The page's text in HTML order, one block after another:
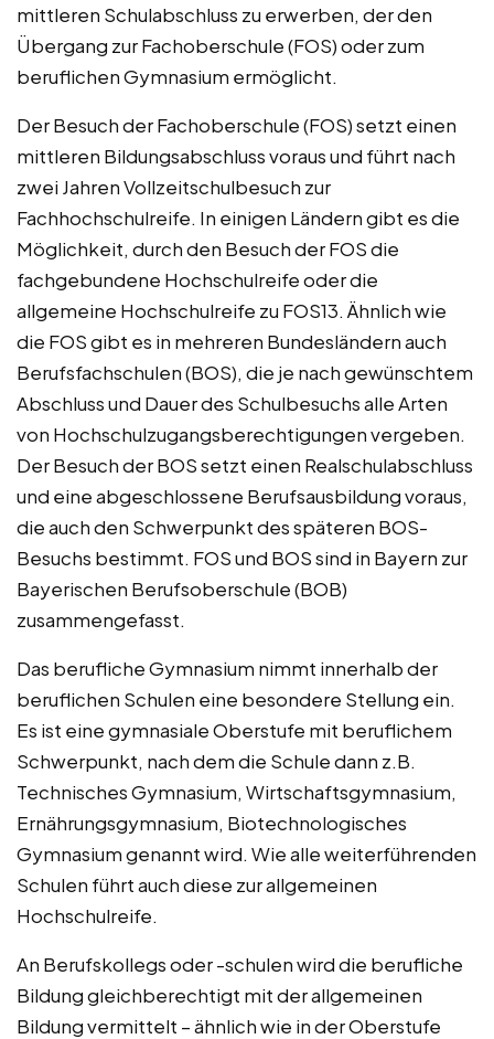
mittleren Schulabschluss zu erwerben, der den
Übergang zur Fachoberschule (FOS) oder zum
beruflichen Gymnasium ermöglicht.
Der Besuch der Fachoberschule (FOS) setzt einen
mittleren Bildungsabschluss voraus und führt nach
zwei Jahren Vollzeitschulbesuch zur
Fachhochschulreife. In einigen Ländern gibt es die
Möglichkeit, durch den Besuch der FOS die
fachgebundene Hochschulreife oder die
allgemeine Hochschulreife zu FOS13. Ähnlich wie
die FOS gibt es in mehreren Bundesländern auch
Berufsfachschulen (BOS), die je nach gewünschtem
Abschluss und Dauer des Schulbesuchs alle Arten
von Hochschulzugangsberechtigungen vergeben.
Der Besuch der BOS setzt einen Realschulabschluss
und eine abgeschlossene Berufsausbildung voraus,
die auch den Schwerpunkt des späteren BOS-
Besuchs bestimmt. FOS und BOS sind in Bayern zur
Bayerischen Berufsoberschule (BOB)
zusammengefasst.
Das berufliche Gymnasium nimmt innerhalb der
beruflichen Schulen eine besondere Stellung ein.
Es ist eine gymnasiale Oberstufe mit beruflichem
Schwerpunkt, nach dem die Schule dann z.B.
Technisches Gymnasium, Wirtschaftsgymnasium,
Ernährungsgymnasium, Biotechnologisches
Gymnasium genannt wird. Wie alle weiterführenden
Schulen führt auch diese zur allgemeinen
Hochschulreife.
An Berufskollegs oder -schulen wird die berufliche
Bildung gleichberechtigt mit der allgemeinen
Bildung vermittelt – ähnlich wie in der Oberstufe